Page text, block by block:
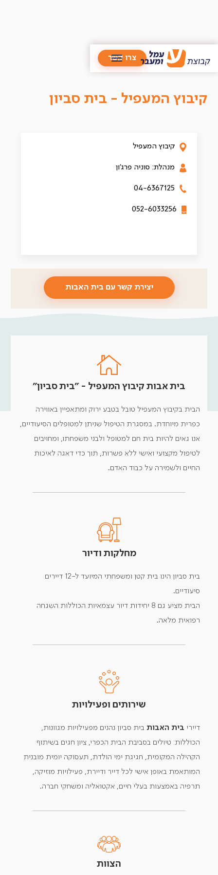
צרו קשר
בתי אבות / קיבוץ המעפיל
קיבוץ המעפיל - בית סביון
קיבוץ המעפיל
מנהלת: סוניה פרג'ון
04-6367125
052-6033256
יצירת קשר עם בית האבות
בית אבות קיבוץ המעפיל - ״בית סביון״
הבית בקיבוץ המעפיל טובל בטבע ירוק ומתאפיין באווירה
כפרית מיוחדת. במסגרת הטיפול שניתן למטופלים הסיעודיים,
אנו גאים להיות בית חם למטופל ולבני משפחתו, ומחויבים
לטיפול מקצועי ואישי ללא פשרות, תוך כדי דאגה לאיכות
החיים ולשמירה על כבוד האדם.
מחלקות ודיור
בית סביון הינו בית קטן ומשפחתי המיועד ל-12 דיירים
סיעודיים.
הבית מציע גם 8 יחידות דיור עצמאיות הכוללות השגחה
רפואית מלאה.
שירותים ופעילויות
דיירי בית האבות בית סביון נהנים מפעילויות מגוונות,
הכוללות: טיולים בסביבת הבית הכפרי, ציון חגים בשיתוף
הקהילה המקומית, חגיגת ימי הולדת, תעסוקה יומית מובנית
המותאמת באופן אישי לכל דייר ודיירת, פעילויות מוזיקה,
תרפיה באמצעות בעלי חיים, אקטואליה ומשחקי חברה.
הצוות